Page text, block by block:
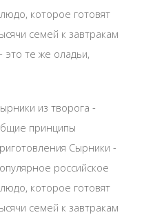
которое готовят
семей к завтракам
это те же оладьи,
из творога -
принципы
Сырники -
российское
которое готовят
семей к завтракам